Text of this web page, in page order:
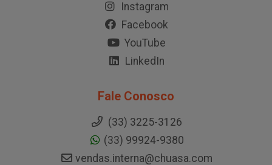
Instagram
Facebook
YouTube
LinkedIn
Fale Conosco
(33) 3225-3126
(33) 99924-9380
vendas.interna@chuasa.com